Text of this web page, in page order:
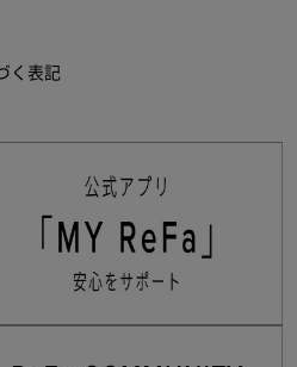
く表記